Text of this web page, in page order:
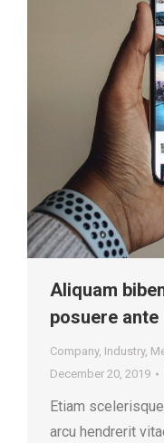
Aliquam
posuere
Company, Industry,
December 20, 2019
Etiam
arcu hendrerit